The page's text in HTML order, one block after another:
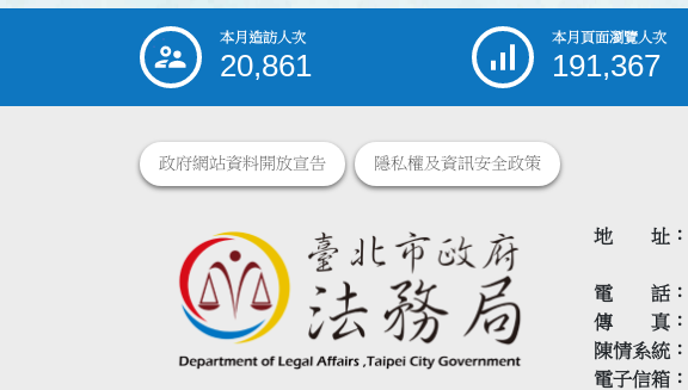
::: 本月造訪人次
20,861
本月頁面瀏覽人次
191,367
政府網站資料開放宣告 隱私權及資訊安全政策
地 址
電 話
傳 真
陳情系統
電子信箱